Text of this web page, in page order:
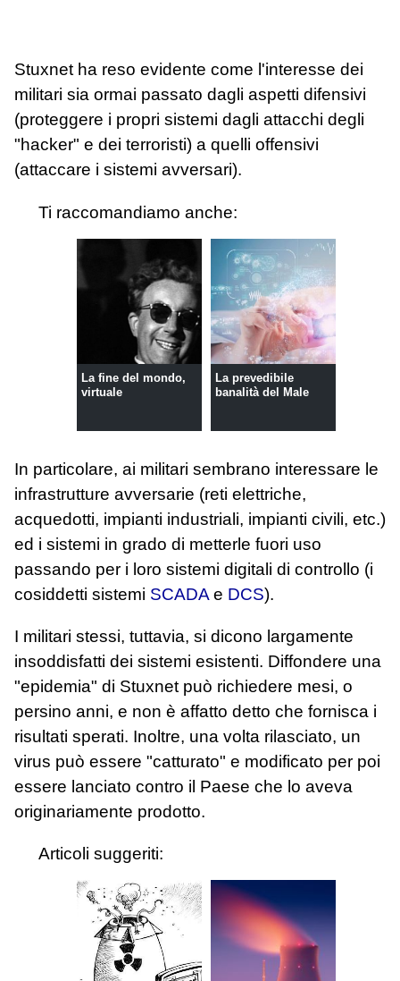
Stuxnet ha reso evidente come l'interesse dei
militari sia ormai passato dagli aspetti difensivi
(proteggere i propri sistemi dagli attacchi degli
"hacker" e dei terroristi) a quelli offensivi
(attaccare i sistemi avversari).
Ti raccomandiamo anche:
La fine del mondo,
virtuale
La prevedibile
banalità del Male
In particolare, ai militari sembrano interessare le
infrastrutture avversarie (reti elettriche,
acquedotti, impianti industriali, impianti civili, etc.)
ed i sistemi in grado di metterle fuori uso
passando per i loro sistemi digitali di controllo (i
cosiddetti sistemi SCADA e DCS).
I militari stessi, tuttavia, si dicono largamente
insoddisfatti dei sistemi esistenti. Diffondere una
"epidemia" di Stuxnet può richiedere mesi, o
persino anni, e non è affatto detto che fornisca i
risultati sperati. Inoltre, una volta rilasciato, un
virus può essere "catturato" e modificato per poi
essere lanciato contro il Paese che lo aveva
originariamente prodotto.
Articoli suggeriti: